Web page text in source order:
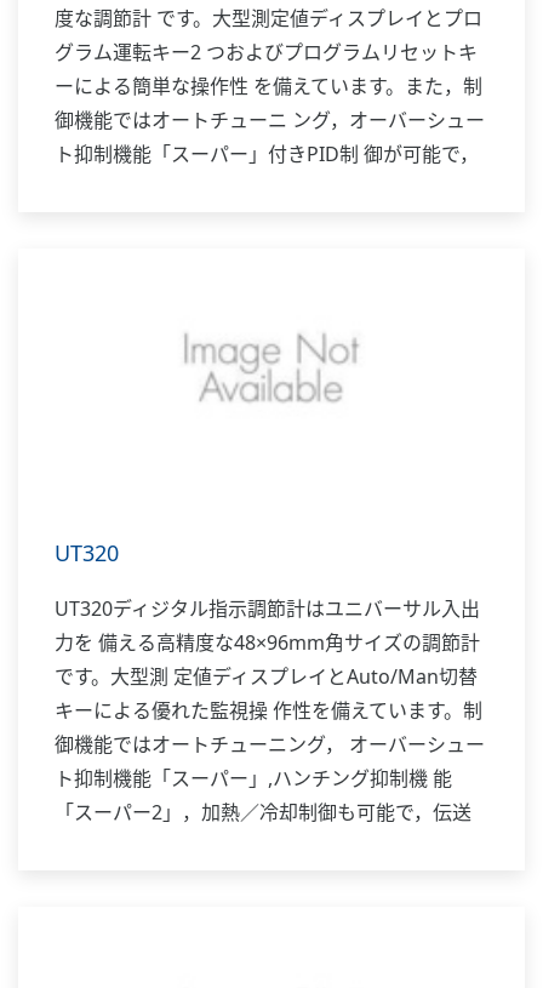
度な調節計 です。大型測定値ディスプレイとプロ
グラム運転キー2 つおよびプログラムリセットキ
ーによる簡単な操作性 を備えています。また，制
御機能ではオートチューニ ング，オーバーシュー
ト抑制機能「スーパー」付きPID制 御が可能で，
UT320
UT320ディジタル指示調節計はユニバーサル入出
力を 備える高精度な48×96mm角サイズの調節計
です。大型測 定値ディスプレイとAuto/Man切替
キーによる優れた監視操 作性を備えています。制
御機能ではオートチューニング， オーバーシュー
ト抑制機能「スーパー」,ハンチング抑制機 能
「スーパー2」，加熱／冷却制御も可能で，伝送